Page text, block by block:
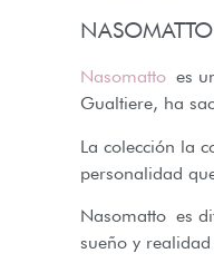
Nasomatto es
Gualtiere, ha
La colección la
personalidad
Nasomatto es
sueño y